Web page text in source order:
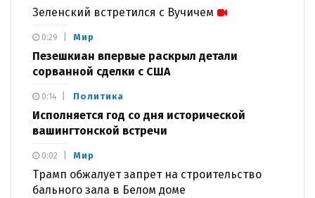
Зеленский встретился с Вучичем
Мир
Пезешкиан впервые раскрыл детали
сорванной сделки с США
0:29
Политика
Исполняется год со дня исторической
вашингтонской встречи
0:14
Мир
Трамп обжалует запрет на строительство
бального зала в Белом доме
0:02